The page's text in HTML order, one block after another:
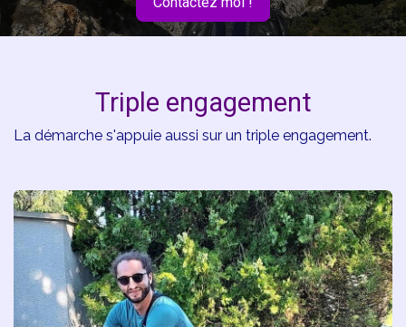
Triple engagement
La démarche s'appuie aussi sur un triple engagement.